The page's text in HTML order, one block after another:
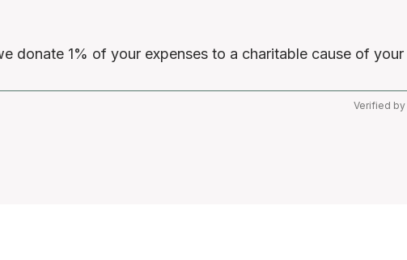
donate 1% of your expenses to a charitable cause of your
Verified by